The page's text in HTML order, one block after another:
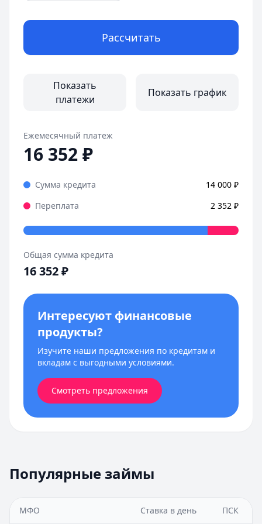
Рассчитать
Показать
платежи
Показать график
Ежемесячный платеж
16 352₽
Сумма кредита 14 000 ₽
Переплата
2 352 ₽
Общая сумма кредита
16 352₽
Интересуют финансовые
продукты?
Изучите наши предложения по кредитам и
вкладам с выгодными условиями.
Смотреть предложения
Популярные займы
МФО Ставка в день ПСК